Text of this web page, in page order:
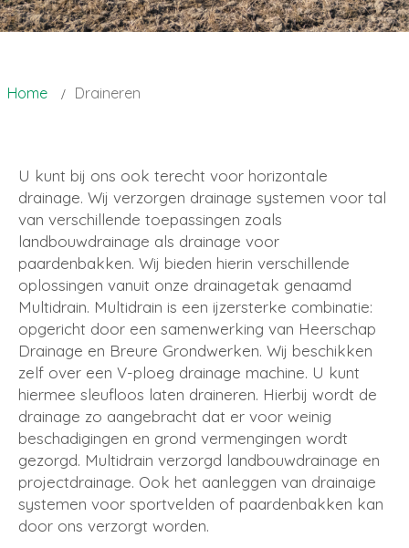
Home Draineren
U kunt bij ons ook terecht voor horizontale
drainage. Wij verzorgen drainage systemen voor tal
van verschillende toepassingen zoals
landbouwdrainage als drainage voor
paardenbakken. Wij bieden hierin verschillende
oplossingen vanuit onze drainagetak genaamd
Multidrain. Multidrain is een ijzersterke combinatie:
opgericht door een samenwerking van Heerschap
Drainage en Breure Grondwerken. Wij beschikken
zelf over een V-ploeg drainage machine. U kunt
hiermee sleufloos laten draineren. Hierbij wordt de
drainage zo aangebracht dat er voor weinig
beschadigingen en grond vermengingen wordt
gezorgd. Multidrain verzorgd landbouwdrainage en
projectdrainage. Ook het aanleggen van drainaige
systemen voor sportvelden of paardenbakken kan
door ons verzorgt worden.